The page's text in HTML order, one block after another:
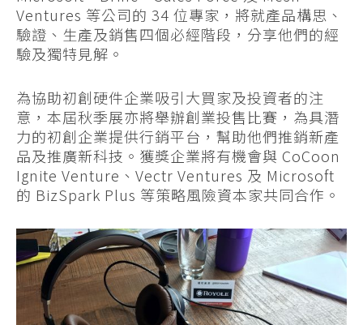
Ventures 等公司的 34 位專家，將就產品構思、
驗證、生產及銷售四個必經階段，分享他們的經
驗及獨特見解。
為協助初創硬件企業吸引大買家及投資者的注
意，本屆秋季展亦將舉辦創業投售比賽，為具潛
力的初創企業提供行銷平台，幫助他們推銷新產
品及推廣新科技。獲獎企業將有機會與 CoCoon
Ignite Venture、Vectr Ventures 及 Microsoft
的 BizSpark Plus 等策略風險資本家共同合作。